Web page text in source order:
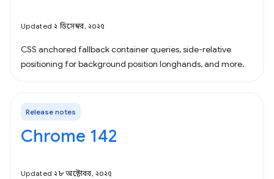
Updated ২ ডিসেম্বর, ২০২৫
CSS anchored fallback container queries, side-relative
positioning for background position longhands, and more.
Release notes
Chrome 142
Updated ২৮ অক্টোবর, ২০২৫